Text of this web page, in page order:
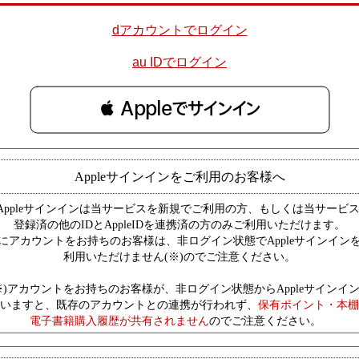
dアカウントでログイン
au IDでログイン
 Appleでサインイン
Appleサインインをご利用のお客様へ
サインインは当サービスを新規でご利用の方、もしくは当サービ
登録済の他のIDとAppleIDを連携済の方のみご利用いただけます。
アカウントをお持ちのお客様は、非ログイン状態でAppleサインイン
利用いただけません(※)のでご注意ください。
カウントをお持ちのお客様が、非ログイン状態からAppleサインイ
ますと、既存のアカウントとの連携が行われず、 保有ポイント・本棚
電子書籍購入履歴が共有されませんのでご注意ください。